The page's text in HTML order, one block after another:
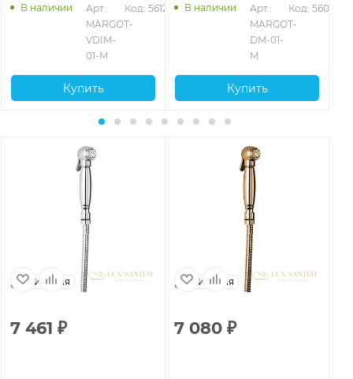
В наличии
Арт.:
MARGOT-
VDIM-
01-M
Код: 56120
Купить
В наличии
Арт.:
MARGOT-
DM-01-
M
Код: 56092
Купить
Италия
7 461 ₽
Италия
7 080 ₽